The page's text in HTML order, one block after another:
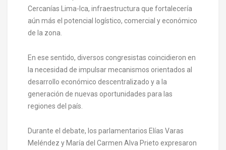
Cercanías Lima-Ica, infraestructura que fortalecería
aún más el potencial logístico, comercial y económico
de la zona.
En ese sentido, diversos congresistas coincidieron en
la necesidad de impulsar mecanismos orientados al
desarrollo económico descentralizado y a la
generación de nuevas oportunidades para las
regiones del país.
Durante el debate, los parlamentarios Elías Varas
Meléndez y María del Carmen Alva Prieto expresaron